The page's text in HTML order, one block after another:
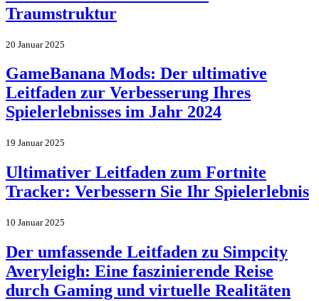
Traumstruktur
20 Januar 2025
GameBanana Mods: Der ultimative
Leitfaden zur Verbesserung Ihres
Spielerlebnisses im Jahr 2024
19 Januar 2025
Ultimativer Leitfaden zum Fortnite
Tracker: Verbessern Sie Ihr Spielerlebnis
10 Januar 2025
Der umfassende Leitfaden zu Simpcity
Averyleigh: Eine faszinierende Reise
durch Gaming und virtuelle Realitäten